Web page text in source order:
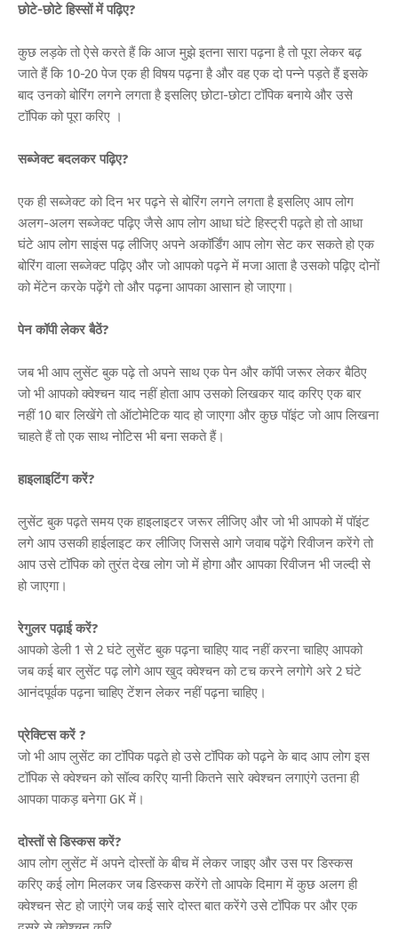
छोटे-छोटे हिस्सों में पढ़िए?
कुछ लड़के तो ऐसे करते हैं कि आज मुझे इतना सारा पढ़ना है तो पूरा लेकर बढ़
जाते हैं कि 10-20 पेज एक ही विषय पढ़ना है और वह एक दो पन्ने पड़ते हैं इसके
बाद उनको बोरिंग लगने लगता है इसलिए छोटा-छोटा टॉपिक बनाये और उसे
टॉपिक को पूरा करिए ।
सब्जेक्ट बदलकर पढ़िए?
एक ही सब्जेक्ट को दिन भर पढ़ने से बोरिंग लगने लगता है इसलिए आप लोग
अलग-अलग सब्जेक्ट पढ़िए जैसे आप लोग आधा घंटे हिस्ट्री पढ़ते हो तो आधा
घंटे आप लोग साइंस पढ़ लीजिए अपने अकॉर्डिंग आप लोग सेट कर सकते हो एक
बोरिंग वाला सब्जेक्ट पढ़िए और जो आपको पढ़ने में मजा आता है उसको पढ़िए दोनों
को मेंटेन करके पढ़ेंगे तो और पढ़ना आपका आसान हो जाएगा।
पेन कॉपी लेकर बैठें?
जब भी आप लुसेंट बुक पढ़े तो अपने साथ एक पेन और कॉपी जरूर लेकर बैठिए
जो भी आपको क्वेश्चन याद नहीं होता आप उसको लिखकर याद करिए एक बार
नहीं 10 बार लिखेंगे तो ऑटोमेटिक याद हो जाएगा और कुछ पॉइंट जो आप लिखना
चाहते हैं तो एक साथ नोटिस भी बना सकते हैं।
हाइलाइटिंग करें?
लुसेंट बुक पढ़ते समय एक हाइलाइटर जरूर लीजिए और जो भी आपको में पॉइंट
लगे आप उसकी हाईलाइट कर लीजिए जिससे आगे जवाब पढ़ेंगे रिवीजन करेंगे तो
आप उसे टॉपिक को तुरंत देख लोग जो में होगा और आपका रिवीजन भी जल्दी से
हो जाएगा।
रेगुलर पढ़ाई करें?
आपको डेली 1 से 2 घंटे लुसेंट बुक पढ़ना चाहिए याद नहीं करना चाहिए आपको
जब कई बार लुसेंट पढ़ लोगे आप खुद क्वेश्चन को टच करने लगोगे अरे 2 घंटे
आनंदपूर्वक पढ़ना चाहिए टेंशन लेकर नहीं पढ़ना चाहिए।
प्रेक्टिस करें ?
जो भी आप लुसेंट का टॉपिक पढ़ते हो उसे टॉपिक को पढ़ने के बाद आप लोग इस
टॉपिक से क्वेश्चन को सॉल्व करिए यानी कितने सारे क्वेश्चन लगाएंगे उतना ही
आपका पाकड़ बनेगा GK में।
दोस्तों से डिस्कस करें?
आप लोग लुसेंट में अपने दोस्तों के बीच में लेकर जाइए और उस पर डिस्कस
करिए कई लोग मिलकर जब डिस्कस करेंगे तो आपके दिमाग में कुछ अलग ही
क्वेश्चन सेट हो जाएंगे जब कई सारे दोस्त बात करेंगे उसे टॉपिक पर और एक